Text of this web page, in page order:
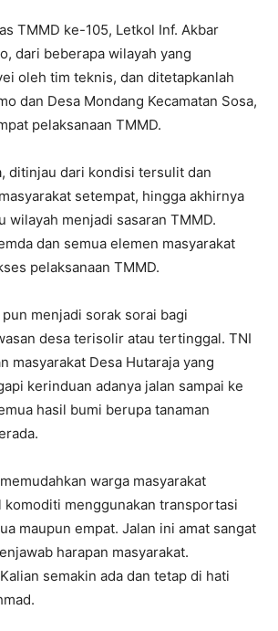
TMMD ke-105, Letkol Inf. Akbar
dari beberapa wilayah yang
oleh tim teknis, dan ditetapkanlah
dan Desa Mondang Kecamatan Sosa,
pelaksanaan TMMD.
ditinjau dari kondisi tersulit dan
setempat, hingga akhirnya
wilayah menjadi sasaran TMMD.
dan semua elemen masyarakat
pelaksanaan TMMD.
menjadi sorak sorai bagi
desa terisolir atau tertinggal. TNI
masyarakat Desa Hutaraja yang
kerinduan adanya jalan sampai ke
hasil bumi berupa tanaman
warga masyarakat
komoditi menggunakan transportasi
maupun empat. Jalan ini amat sangat
harapan masyarakat.
semakin ada dan tetap di hati